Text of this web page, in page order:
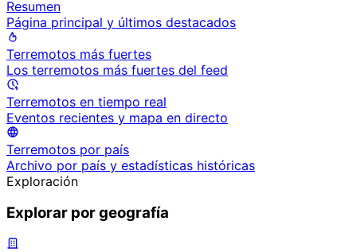
Resumen
Página principal y últimos destacados
Terremotos más fuertes
Los terremotos más fuertes del feed
Terremotos en tiempo real
Eventos recientes y mapa en directo
Terremotos por país
Archivo por país y estadísticas históricas
Exploración
Explorar por geografía